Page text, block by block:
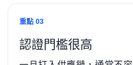
重點 03
認證門檻很高